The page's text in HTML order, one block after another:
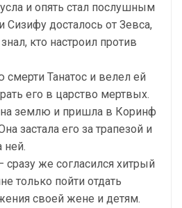
и опять стал послушным
досталось от Зевса,
кто настроил против
Танатос и велел ей
его в царство мертвых.
на землю и пришла в Коринф
застала его за трапезой и
ней.
же согласился хитрый
только пойти отдать
своей жене и детям.